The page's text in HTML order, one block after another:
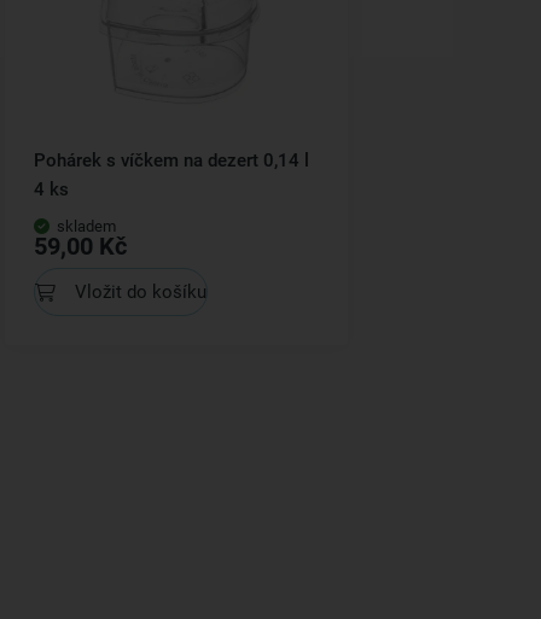
Pohárek s víčkem na dezert 0,14 l
4 ks
skladem
59,00 Kč
Vložit do košíku